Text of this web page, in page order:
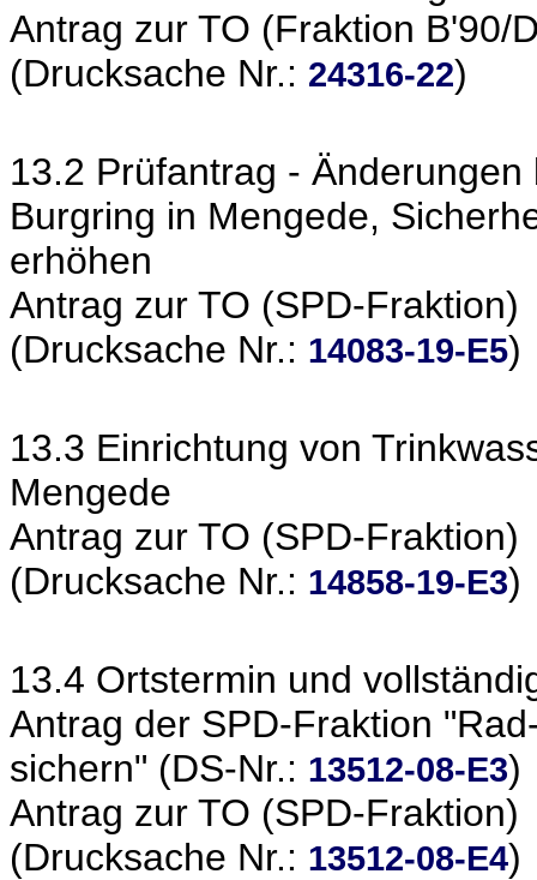
Antrag zur TO (Fraktion B'90/
(Drucksache Nr.: 24316-22)
13.2 Prüfantrag -
Burgring in Mengede,
erhöhen
Antrag zur TO (SPD-Fraktion)
(Drucksache Nr.: 14083-19-E5)
13.3 Einrichtung von
Mengede
Antrag zur TO (SPD-Fraktion)
(Drucksache Nr.: 14858-19-E3)
13.4 Ortstermin und
Antrag der SPD-Fraktion
sichern" (DS-Nr.: 13512-08-E3)
Antrag zur TO (SPD-Fraktion)
(Drucksache Nr.: 13512-08-E4)